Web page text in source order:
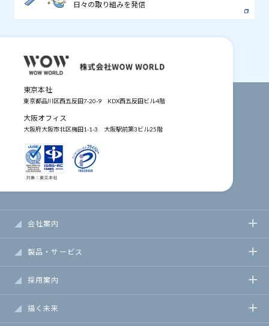
日々の取り組みを発信
東京本社
東京都品川区西五反田7-20-9 KDX西五反田ビル4階
大阪オフィス
大阪府大阪市北区梅田1-1-3 大阪駅前第3ビル25階
会社案内
製品・サービス
採用案内
描く未来